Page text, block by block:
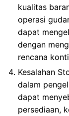
kualitas
operasi
dapat
dengan
rencana
Kesalahan
dalam
dapat
persediaan,